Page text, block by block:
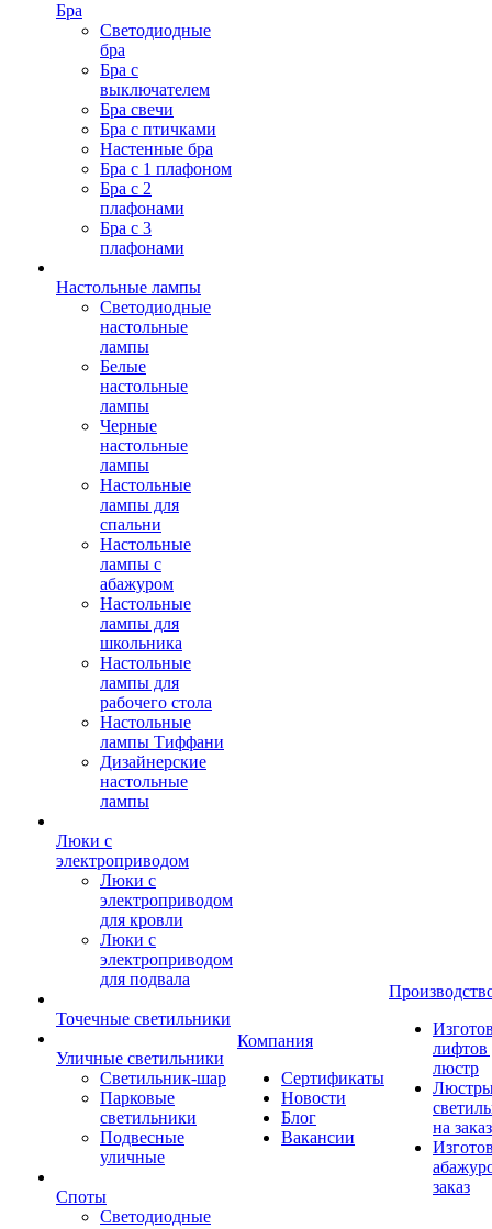
Бра
Светодиодные
бра
Бра с
выключателем
Бра свечи
Бра с птичками
Настенные бра
Бра с 1 плафоном
Бра с 2
плафонами
Бра с 3
плафонами
Настольные лампы
Светодиодные
настольные
лампы
Белые
настольные
лампы
Черные
настольные
лампы
Настольные
лампы для
спальни
Настольные
лампы с
абажуром
Настольные
лампы для
школьника
Настольные
лампы для
рабочего стола
Настольные
лампы Тиффани
Дизайнерские
настольные
лампы
Люки с
электроприводом
Люки с
электроприводом
для кровли
Люки с
электроприводом
для подвала
Точечные светильники
Уличные светильники
Светильник-шар
Парковые
светильники
Подвесные
уличные
Споты
Светодиодные
Компания
Сертификаты
Новости
Блог
Вакансии
лифтов
люстр
на заказ
заказ